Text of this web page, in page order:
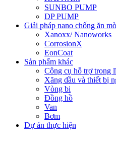
SUNBO PUMP
DP PUMP
Giải pháp nano chống ăn
Xanoxx/ Nanoworks
CorrosionX
EonCoat
Sản phẩm khác
Công cụ hỗ trợ trong
Xăng dầu và thiết bị
Vòng bi
Đồng hồ
Van
Bơm
Dự án thực hiện